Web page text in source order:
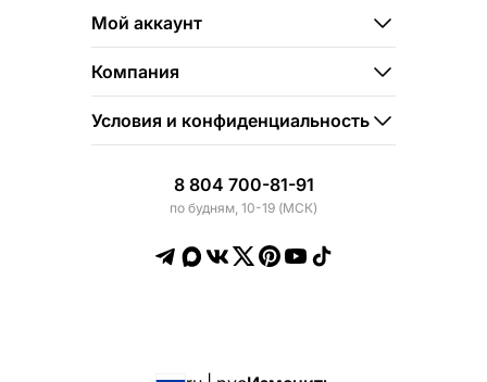
Мой аккаунт
Компания
Условия и конфиденциальность
8 804 700-81-91
по будням, 10-19 (МСК)